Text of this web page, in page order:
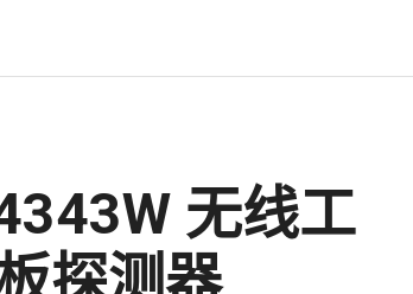
无线工
探测器